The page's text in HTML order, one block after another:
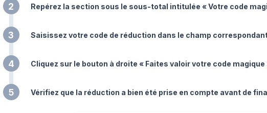
2 Repérez la section sous le sous-total intitulée « Votre code
3 Saisissez votre code de réduction dans le champ
4 Cliquez sur le bouton à droite « Faites valoir votre code
5 Vérifiez que la réduction a bien été prise en compte avant de